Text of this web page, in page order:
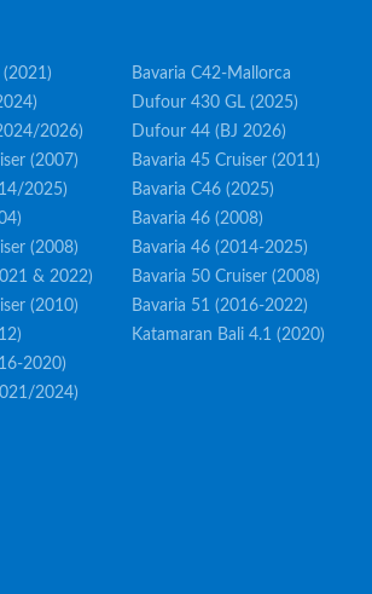
2026)
(2007)
2025)
(2008)
& 2022)
(2010)
2020)
2024)
Bavaria C42-Mallorca
Dufour 430 GL (2025)
Dufour 44 (BJ 2026)
Bavaria 45 Cruiser (2011)
Bavaria C46 (2025)
Bavaria 46 (2008)
Bavaria 46 (2014-2025)
Bavaria 50 Cruiser (2008)
Bavaria 51 (2016-2022)
Katamaran Bali 4.1 (2020)